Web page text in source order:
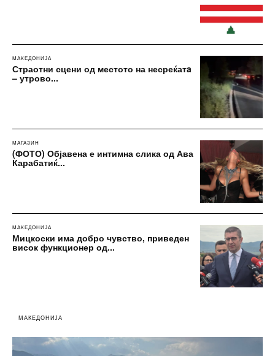
МАКЕДОНИЈА
Страотни сцени од местото на несреќатa
– утрово...
МАГАЗИН
(ФОТО) Објавена е интимна слика од Ава
Карабатиќ...
МАКЕДОНИЈА
Мицкоски има добро чувство, приведен
висок функционер од...
МАКЕДОНИЈА